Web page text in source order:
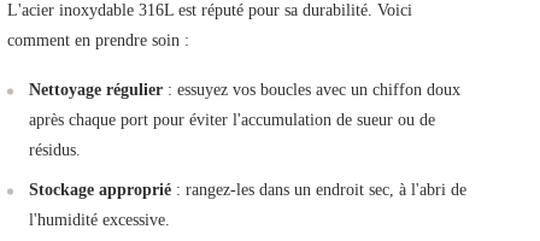
L'acier inoxydable 316L est réputé pour sa durabilité. Voici
comment en prendre soin :
Nettoyage régulier : essuyez vos boucles avec un chiffon doux
après chaque port pour éviter l'accumulation de sueur ou de
résidus.
Stockage approprié : rangez-les dans un endroit sec, à l'abri de
l'humidité excessive.